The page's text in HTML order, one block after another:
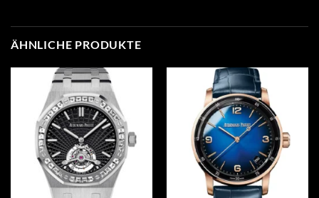
ÄHNLICHE PRODUKTE